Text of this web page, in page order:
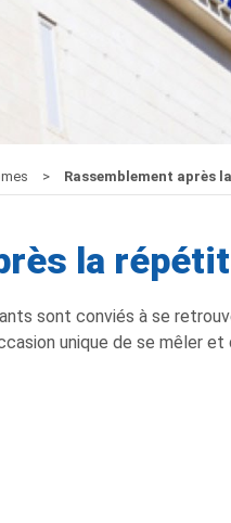
Rassemblement après
la
sont conviés à se
unique de se mêler